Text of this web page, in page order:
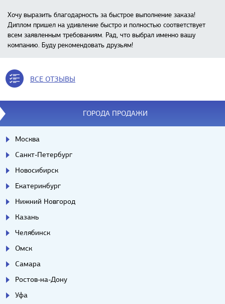
Хочу выразить благодарность за быстрое выполнение заказа!
Диплом пришел на удивление быстро и полностью соответствует
всем заявленным требованиям. Рад, что выбрал именно вашу
компанию. Буду рекомендовать друзьям!
ВСЕ ОТЗЫВЫ
ГОРОДА ПРОДАЖИ
Москва
Санкт-Петербург
Новосибирск
Екатеринбург
Нижний Новгород
Казань
Челябинск
Омск
Самара
Ростов-на-Дону
Уфа